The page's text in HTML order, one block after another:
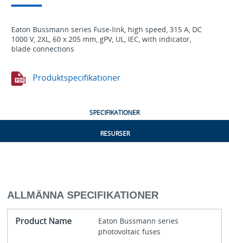
Eaton Bussmann series Fuse-link, high speed, 315 A, DC
1000 V, 2XL, 60 x 205 mm, gPV, UL, IEC, with indicator,
blade connections
Produktspecifikationer
SPECIFIKATIONER
RESURSER
ALLMÄNNA SPECIFIKATIONER
Product Name
Eaton Bussmann series
photovoltaic fuses